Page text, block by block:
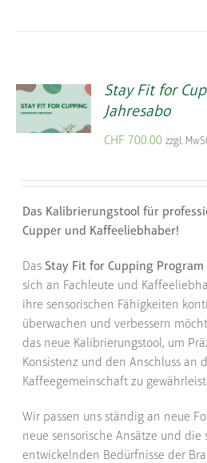
Stay Fit for
Jahresabo
CHF 700.00 zzgl.
Das Kalibrierungstool für
Cupper und Kaffeeliebhaber!
Das Stay Fit for Cupping Program
sich an Fachleute und
ihre sensorischen Fähigkeiten
überwachen und verbessern
das neue Kalibrierungstool, um
Konsistenz und den Anschluss an
Kaffeegemeinschaft zu
Wir passen uns ständig an neue
neue sensorische Ansätze und die
entwickelnden Bedürfnisse der